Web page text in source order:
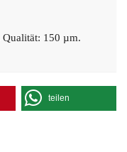
Qualität: 150 µm.
teilen